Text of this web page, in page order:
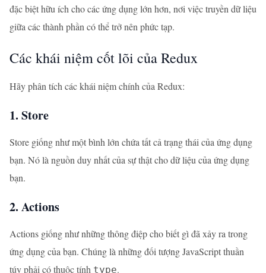
đặc biệt hữu ích cho các ứng dụng lớn hơn, nơi việc truyền dữ liệu
giữa các thành phần có thể trở nên phức tạp.
Các khái niệm cốt lõi của Redux
Hãy phân tích các khái niệm chính của Redux:
1. Store
Store giống như một bình lớn chứa tất cả trạng thái của ứng dụng
bạn. Nó là nguồn duy nhất của sự thật cho dữ liệu của ứng dụng
bạn.
2. Actions
Actions giống như những thông điệp cho biết gì đã xảy ra trong
ứng dụng của bạn. Chúng là những đối tượng JavaScript thuần
túy phải có thuộc tính type.